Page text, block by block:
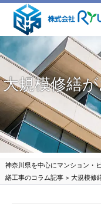
大規模修繕
神奈川県を中心にマンション・
繕工事のコラム記事> 大規模修